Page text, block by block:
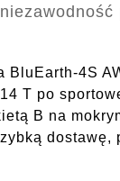
4S
T po
B na